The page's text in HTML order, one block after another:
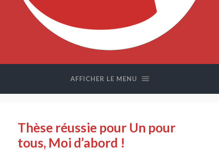
Colegram
AFFICHER LE MENU
Thèse réussie pour Un pour
tous, Moi d’abord !